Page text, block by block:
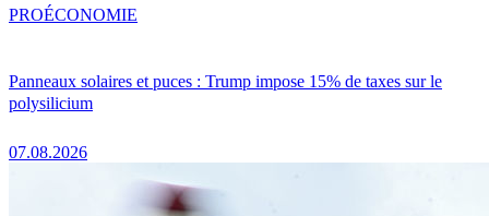
Panneaux solaires et puces : Trump impose 15% de taxes sur le
polysilicium
07.08.2026
PROÉCONOMIE